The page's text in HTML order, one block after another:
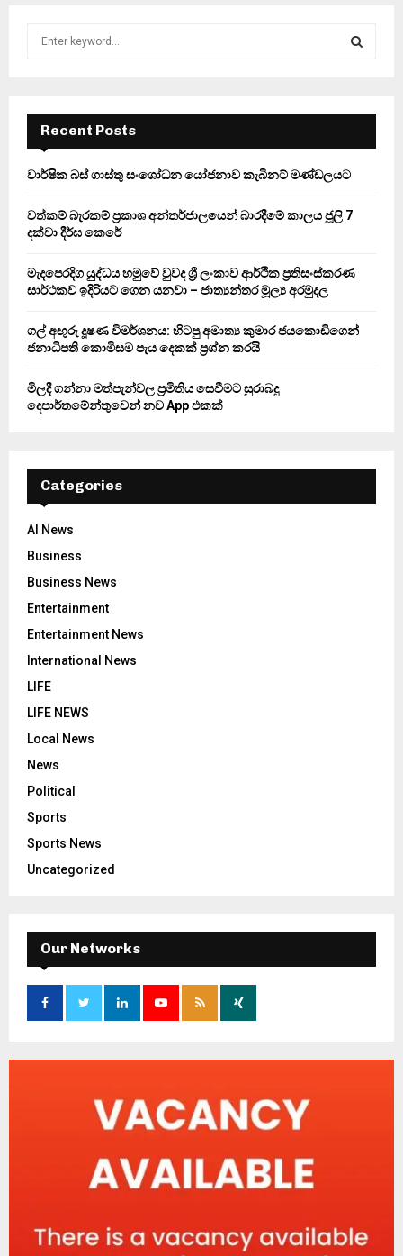
f
r
E
A
Recent Posts
වාර්ෂික බස් ගාස්තු සංශෝධන යෝජනාව කැබිනට් මණ්ඩලයට
වත්කම් බැරකම් ප්‍රකාශ අන්තර්ජාලයෙන් බාරදීමේ කාලය ජූලි 7
දක්වා දීර්ඝ කෙරේ
මැදපෙරදිග යුද්ධය හමුවේ වුවද ශ්‍රී ලංකාව ආර්ථික ප්‍රතිසංස්කරණ
සාර්ථකව ඉදිරියට ගෙන යනවා – ජාත්‍යන්තර මූල්‍ය අරමුදල
ගල් අඟුරු දූෂණ විමර්ශනය: හිටපු අමාත්‍ය කුමාර ජයකොඩිගෙන්
ජනාධිපති කොමිසම පැය දෙකක් ප්‍රශ්න කරයි
මිලදී ගන්නා මත්පැන්වල ප්‍රමිතිය සෙවීමට සුරාබදු
දෙපාර්තමේන්තුවෙන් නව App එකක්
Categories
AI News
Business
Business News
Entertainment
Entertainment News
International News
LIFE
LIFE NEWS
Local News
News
Political
Sports
Sports News
Uncategorized
Our Networks